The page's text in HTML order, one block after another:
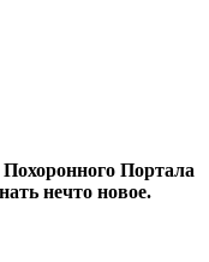
Портала
нечто новое.